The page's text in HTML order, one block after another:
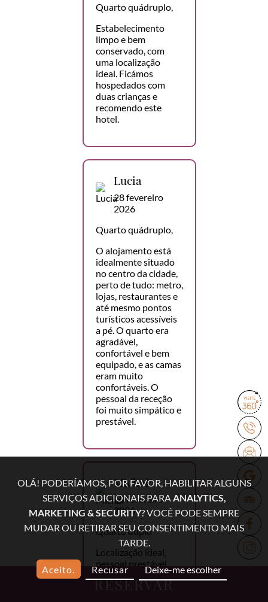
RESERVAR
Quarto quádruplo,
Estabelecimento
limpo e bem
conservado, com
uma localização
ideal. Ficámos
hospedados com
duas crianças e
recomendo este
hotel.
Lucia
28 fevereiro
2026
Quarto quádruplo,
O alojamento está
idealmente situado
no centro da cidade,
perto de tudo: metro,
lojas, restaurantes e
até mesmo pontos
turísticos acessíveis
a pé. O quarto era
agradável,
confortável e bem
equipado, e as camas
eram muito
confortáveis. O
pessoal da receção
foi muito simpático e
prestável.
Michał
15 fevereiro
2026
Quarto duplo
Localização ideal,
pessoal prestável,
pequeno-almoço
delicioso, lavandaria,
OLÁ! PODERÍAMOS, POR FAVOR, HABILITAR ALGUNS
SERVIÇOS ADICIONAIS PARAANALYTICS,
MARKETING & SECURITY? VOCÊ PODE SEMPRE
MUDAR OU RETIRAR SEU CONSENTIMENTO MAIS
TARDE.
Aceito. Recusar Deixe-me escolher